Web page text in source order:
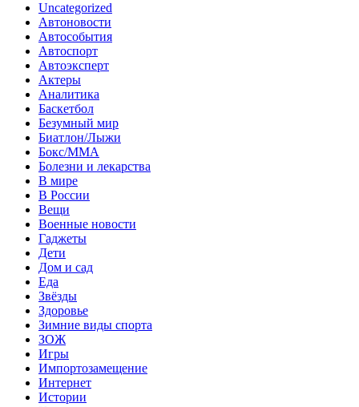
Uncategorized
Автоновости
Автособытия
Автоспорт
Автоэксперт
Актеры
Аналитика
Баскетбол
Безумный мир
Биатлон/Лыжи
Бокс/MMA
Болезни и лекарства
В мире
В России
Вещи
Военные новости
Гаджеты
Дети
Дом и сад
Еда
Звёзды
Здоровье
Зимние виды спорта
ЗОЖ
Игры
Импортозамещение
Интернет
Истории